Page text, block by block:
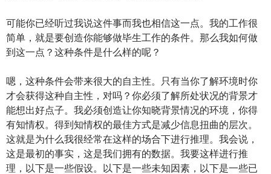
可能你已经听过我说这件事而我也相信这一点。我的工作很
简单，就是要创造你能够做毕生工作的条件。那么我如何做
到这一点？这种条件是什么样的呢？
嗯，这种条件会带来很大的自主性。只有当你了解环境时你
才会获得这种自主性，对吗？你必须了解所处状况的背景才
能想出好点子。我必须创造让你知晓背景情况的环境，你得
有知情权。得到知情权的最佳方式是减少信息扭曲的层次。
这就是为什么我很经常在这样的场合下进行推理。我会说，
这是最初的事实，这是我们拥有的数据。我要这样进行推
理，以下是一些假设。以下是一些未知因素，以下是一些已